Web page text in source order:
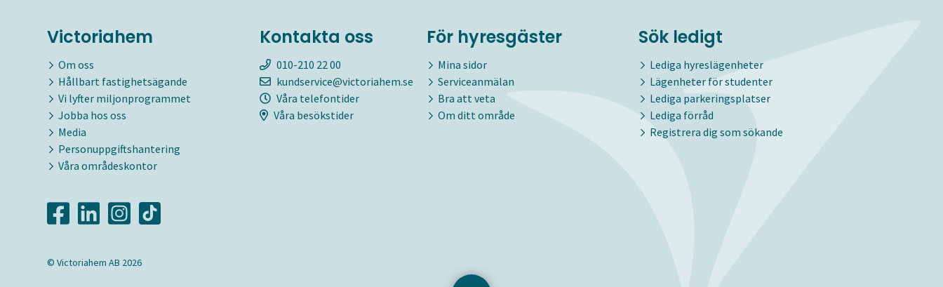
Victoriahem
Om oss
Hållbart fastighetsägande
Vi lyfter miljonprogrammet
Jobba hos oss
Media
Personuppgiftshantering
Våra områdeskontor
Kontakta oss
010-210 22 00
kundservice@victoriahem.se
Våra telefontider
Våra besökstider
För hyresgäster
Mina sidor
Serviceanmälan
Bra att veta
Om ditt område
Sök ledigt
Lediga hyreslägenheter
Lägenheter för studenter
Lediga parkeringsplatser
Lediga förråd
Registrera dig som sökande
© Victoriahem AB 2026